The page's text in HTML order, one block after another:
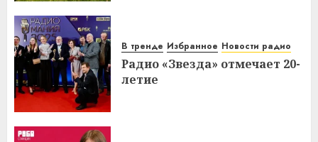
В тренде Избранное Новости радио
Радио «Звезда» отмечает 20-
летие